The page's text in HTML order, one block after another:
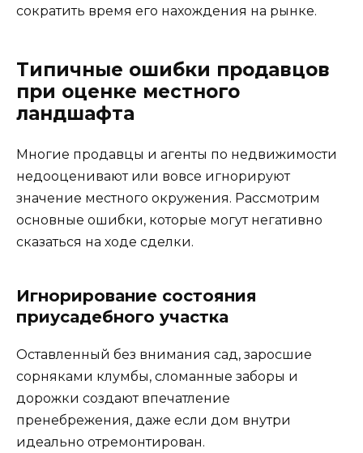
сократить время его нахождения на рынке.
Типичные ошибки продавцов
при оценке местного
ландшафта
Многие продавцы и агенты по недвижимости
недооценивают или вовсе игнорируют
значение местного окружения. Рассмотрим
основные ошибки, которые могут негативно
сказаться на ходе сделки.
Игнорирование состояния
приусадебного участка
Оставленный без внимания сад, заросшие
сорняками клумбы, сломанные заборы и
дорожки создают впечатление
пренебрежения, даже если дом внутри
идеально отремонтирован.